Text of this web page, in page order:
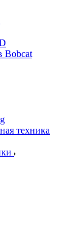
Bobcat
техника